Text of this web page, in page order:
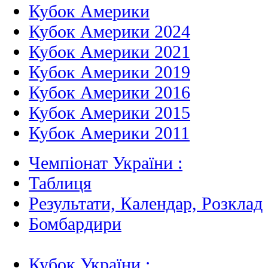
Кубок Америки
Кубок Америки 2024
Кубок Америки 2021
Кубок Америки 2019
Кубок Америки 2016
Кубок Америки 2015
Кубок Америки 2011
Чемпіонат України :
Таблиця
Результати, Календар, Poзклад
Бомбардири